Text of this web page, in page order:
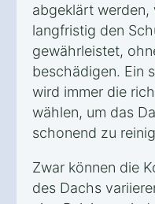
abgeklärt
langfristig den
gewährleistet,
beschädigen. Ein
wird immer die
wählen, um das
schonend zu
Zwar können die
des Dachs